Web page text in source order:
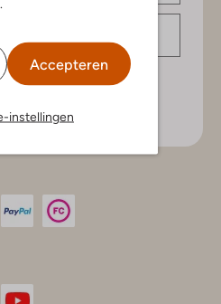
Accepteren
instellingen